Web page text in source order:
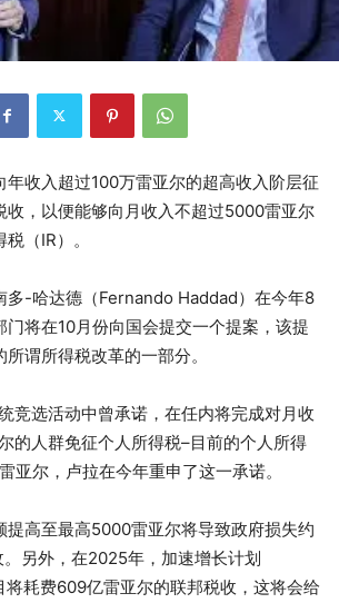
年收入超过100万雷亚尔的超高收入阶层征
收，以便能够向月收入不超过5000雷亚尔
（IR）。
多-哈达德（Fernando Haddad）在今年8
门将在10月份向国会提交一个提案，该提
谓所得税改革的一部分。
竞选活动中曾承诺，在任内将完成对月收
的人群免征个人所得税–目前的个人所得
亚尔，卢拉在今年重申了这一承诺。
提高至最高5000雷亚尔将导致政府损失约
另外，在2025年，加速增长计划
将耗费609亿雷亚尔的联邦税收，这将会给